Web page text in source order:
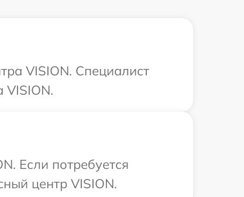
VISION. Специалист
VISION.
Если потребуется
центр VISION.